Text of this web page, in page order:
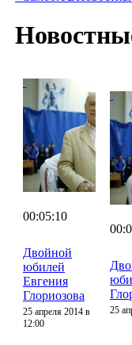
00:05:10
Двойной
юбилей
Евгения
Глориозова
25 апреля 2014 в
12:00
25